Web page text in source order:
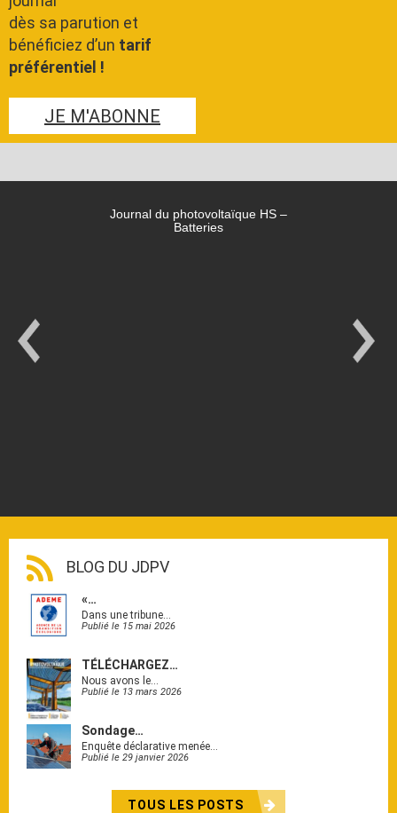
dès sa parution et
bénéficiez d’un tarif
préférentiel !
JE M'ABONNE
Journal du photovoltaïque HS –
Batteries
BLOG DU JDPV
«…
Dans une tribune…
Publié le 15 mai 2026
TÉLÉCHARGEZ…
Nous avons le…
Publié le 13 mars 2026
Sondage…
Enquête déclarative menée…
Publié le 29 janvier 2026
TOUS LES POSTS